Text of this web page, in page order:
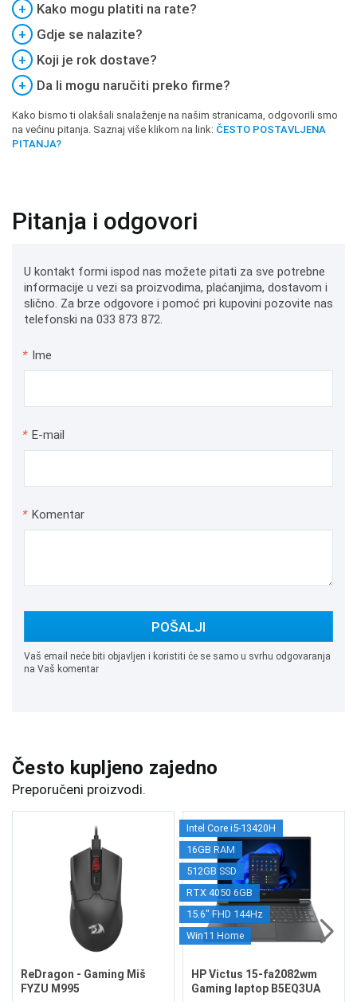
+
Kako mogu platiti na rate?
+
Gdje se nalazite?
+
Koji je rok dostave?
+
Da li mogu naručiti preko firme?
Kako bismo ti olakšali snalaženje na našim stranicama, odgovorili smo
na većinu pitanja. Saznaj više klikom na link: ČESTO POSTAVLJENA
PITANJA?
Pitanja i odgovori
U kontakt formi ispod nas možete pitati za sve potrebne
informacije u vezi sa proizvodima, plaćanjima, dostavom i
slično. Za brze odgovore i pomoć pri kupovini pozovite nas
telefonski na 033 873 872.
* Ime
* E-mail
* Komentar
POŠALJI
Vaš email neće biti objavljen i koristiti će se samo u svrhu odgovaranja
na Vaš komentar
Često kupljeno zajedno
Preporučeni proizvodi.
ReDragon - Gaming Miš
FYZU M995
Intel Core i5-13420H
16GB RAM
512GB SSD
RTX 4050 6GB
15.6" FHD 144Hz
Win11 Home
HP Victus 15-fa2082wm
Gaming laptop B5EQ3UA